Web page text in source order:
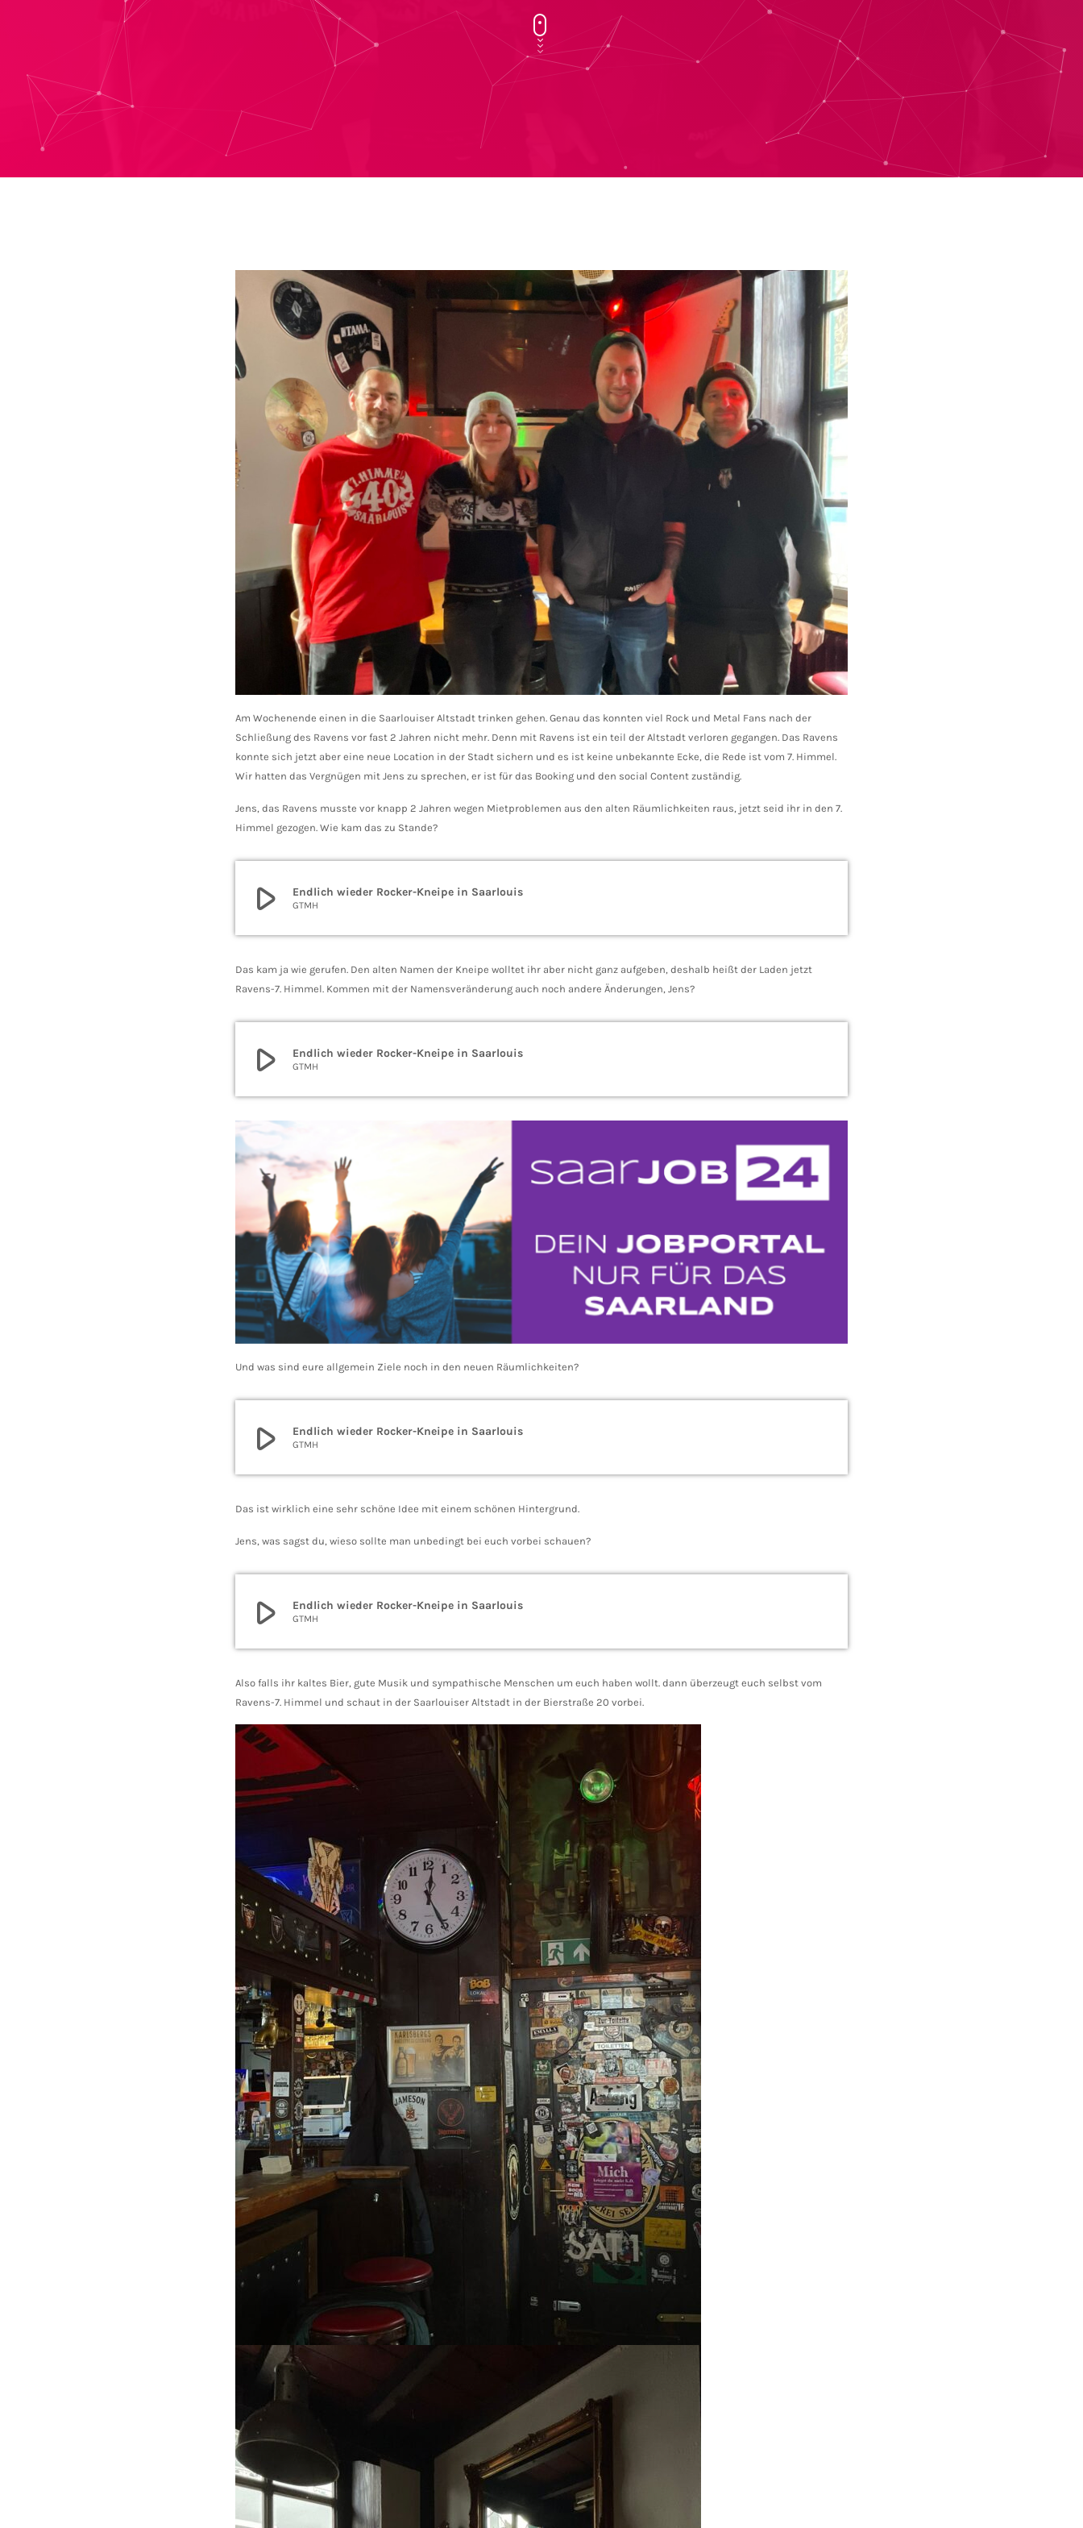
Am Wochenende einen in die Saarlouiser Altstadt trinken gehen. Genau das konnten viel Rock und Metal Fans nach der
Schließung des Ravens vor fast 2 Jahren nicht mehr. Denn mit Ravens ist ein teil der Altstadt verloren gegangen. Das Ravens
konnte sich jetzt aber eine neue Location in der Stadt sichern und es ist keine unbekannte Ecke, die Rede ist vom 7. Himmel.
Wir hatten das Vergnügen mit Jens zu sprechen, er ist für das Booking und den social Content zuständig.
Jens, das Ravens musste vor knapp 2 Jahren wegen Mietproblemen aus den alten Räumlichkeiten raus, jetzt seid ihr in den 7.
Himmel gezogen. Wie kam das zu Stande?
play_arrow Endlich wieder Rocker-Kneipe in Saarlouis
GTMH
Das kam ja wie gerufen. Den alten Namen der Kneipe wolltet ihr aber nicht ganz aufgeben, deshalb heißt der Laden jetzt
Ravens-7. Himmel. Kommen mit der Namensveränderung auch noch andere Änderungen, Jens?
play_arrow Endlich wieder Rocker-Kneipe in Saarlouis
GTMH
Und was sind eure allgemein Ziele noch in den neuen Räumlichkeiten?
play_arrow Endlich wieder Rocker-Kneipe in Saarlouis
GTMH
Das ist wirklich eine sehr schöne Idee mit einem schönen Hintergrund.
Jens, was sagst du, wieso sollte man unbedingt bei euch vorbei schauen?
play_arrow Endlich wieder Rocker-Kneipe in Saarlouis
GTMH
Also falls ihr kaltes Bier, gute Musik und sympathische Menschen um euch haben wollt. dann überzeugt euch selbst vom
Ravens-7. Himmel und schaut in der Saarlouiser Altstadt in der Bierstraße 20 vorbei.